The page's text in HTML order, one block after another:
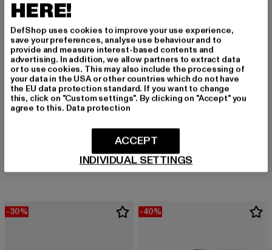
Derzeitiger Preis: 6,99 EURAktionspreis: 9,99 EUR
Fuck You Socks 3-Pack
7,94 EUR
Derzeitiger Preis: 7,94 EUR
2% verfügbar
-30% -40%
HERE!
DefShop uses cookies to improve your use experience,
save your preferences, analyse use behaviour and to
provide and measure interest-based contents and
advertising. In addition, we allow partners to extract data
or to use cookies. This may also include the processing of
your data in the USA or other countries which do not have
the EU data protection standard. If you want to change
this, click on "Custom settings". By clicking on "Accept" you
agree to this. Data protection
INDIVIDUAL SETTINGS
ACCEPT